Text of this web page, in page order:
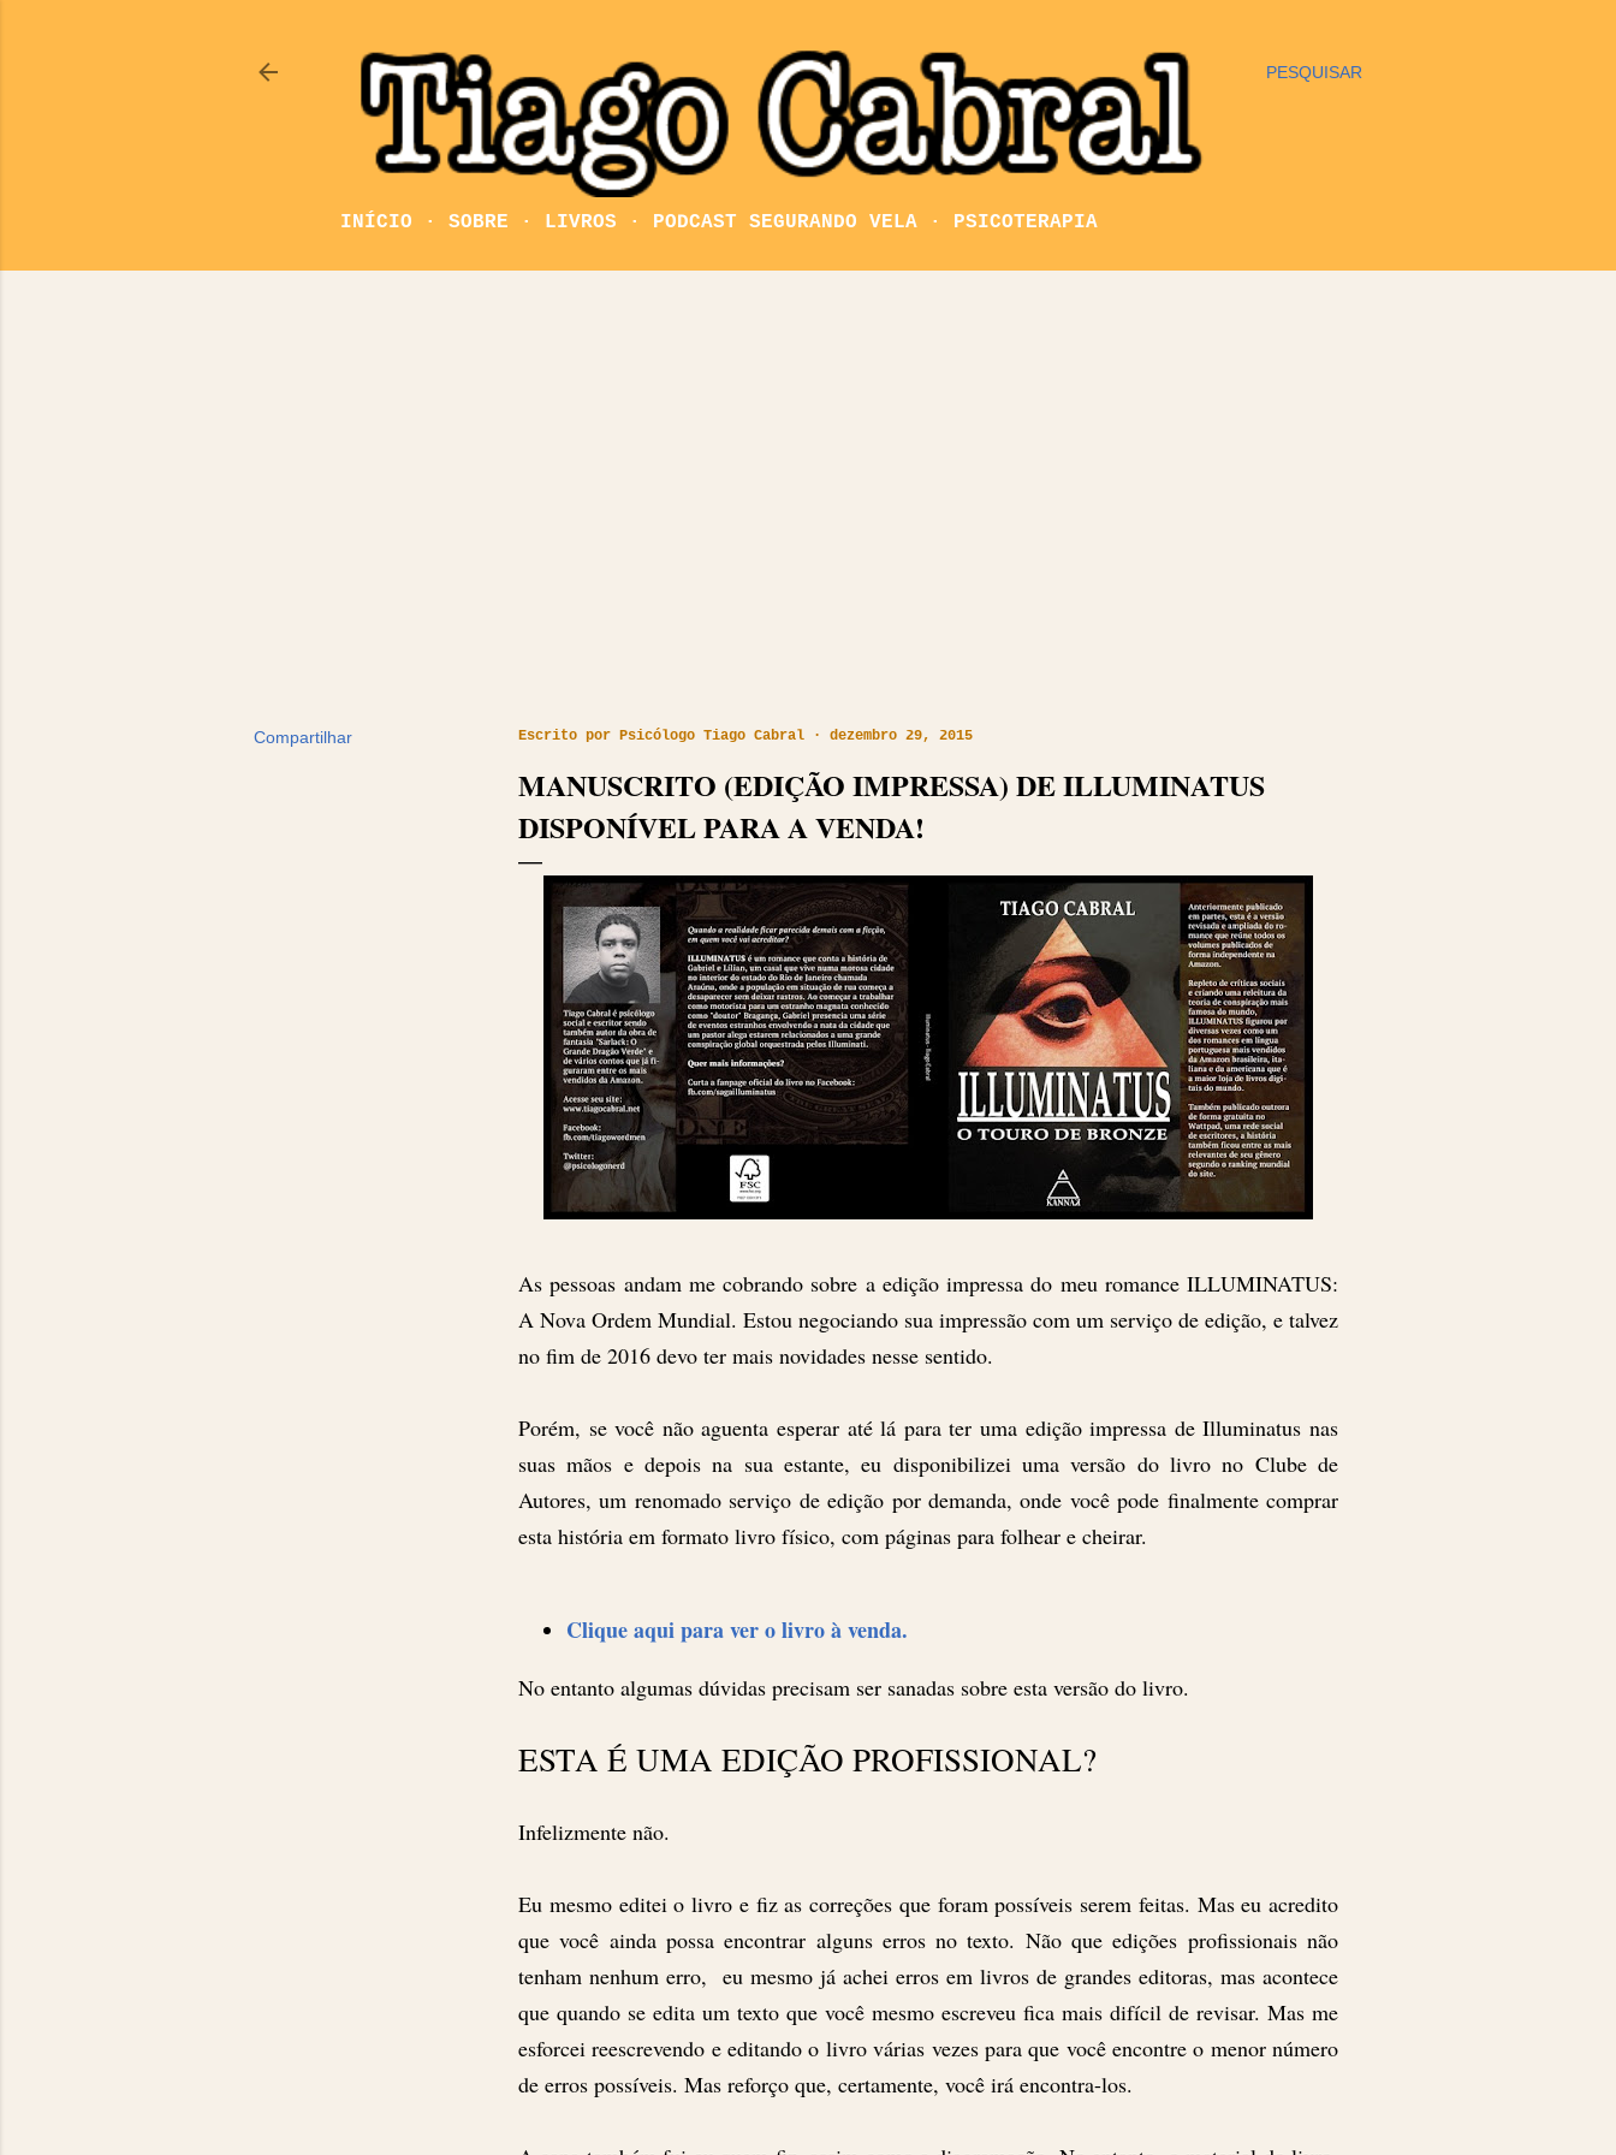
PESQUISAR
INÍCIO SOBRE LIVROS PODCAST SEGURANDO VELA PSICOTERAPIA
Compartilhar Escrito por Psicólogo Tiago Cabral dezembro 29, 2015
MANUSCRITO (EDIÇÃO IMPRESSA) DE ILLUMINATUS
DISPONÍVEL PARA A VENDA!
As pessoas andam me cobrando sobre a edição impressa do meu romance ILLUMINATUS:
A Nova Ordem Mundial. Estou negociando sua impressão com um serviço de edição, e talvez
no fim de 2016 devo ter mais novidades nesse sentido.
Porém, se você não aguenta esperar até lá para ter uma edição impressa de Illuminatus nas
suas mãos e depois na sua estante, eu disponibilizei uma versão do livro no Clube de
Autores, um renomado serviço de edição por demanda, onde você pode finalmente comprar
esta história em formato livro físico, com páginas para folhear e cheirar.
Clique aqui para ver o livro à venda.
No entanto algumas dúvidas precisam ser sanadas sobre esta versão do livro.
ESTA É UMA EDIÇÃO PROFISSIONAL?
Infelizmente não.
Eu mesmo editei o livro e fiz as correções que foram possíveis serem feitas. Mas eu acredito
que você ainda possa encontrar alguns erros no texto. Não que edições profissionais não
tenham nenhum erro, eu mesmo já achei erros em livros de grandes editoras, mas acontece
que quando se edita um texto que você mesmo escreveu fica mais difícil de revisar. Mas me
esforcei reescrevendo e editando o livro várias vezes para que você encontre o menor número
de erros possíveis. Mas reforço que, certamente, você irá encontra-los.